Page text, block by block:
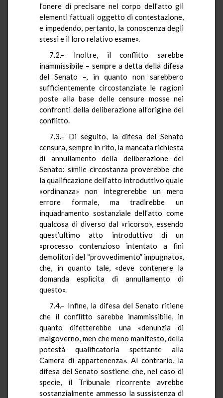
l’onere di precisare nel corpo dell’atto gli
elementi fattuali oggetto di contestazione,
e impedendo, pertanto, la conoscenza degli
stessi e il loro relativo esame».
7.2.– Inoltre, il conflitto sarebbe
inammissibile – sempre a detta della difesa
del Senato –, in quanto non sarebbero
sufficientemente circostanziate le ragioni
poste alla base delle censure mosse nei
confronti della deliberazione all’origine del
conflitto.
7.3.– Di seguito, la difesa del Senato
censura, sempre in rito, la mancata richiesta
di annullamento della deliberazione del
Senato: simile circostanza proverebbe che
la qualificazione dell’atto introduttivo quale
«ordinanza» non integrerebbe un mero
errore formale, ma tradirebbe un
inquadramento sostanziale dell’atto come
qualcosa di diverso dal «ricorso», essendo
quest’ultimo atto introduttivo di un
«processo contenzioso intentato a fini
demolitori del “provvedimento” impugnato»,
che, in quanto tale, «deve contenere la
domanda esplicita di annullamento di
questo».
7.4.– Infine, la difesa del Senato ritiene
che il conflitto sarebbe inammissibile, in
quanto difetterebbe una «denunzia di
malgoverno, men che meno manifesto, della
potestà qualificatoria spettante alla
Camera di appartenenza». Al contrario, la
difesa del Senato sostiene che, nel caso di
specie, il Tribunale ricorrente avrebbe
sostanzialmente ammesso la sussistenza di